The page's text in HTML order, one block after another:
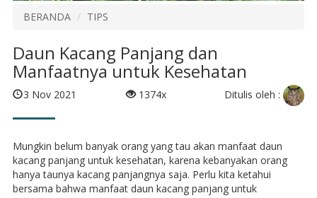
BERANDA TIPS
Daun Kacang Panjang dan
Manfaatnya untuk Kesehatan
3 Nov 2021 1374x Ditulis oleh :
Mungkin belum banyak orang yang tau akan manfaat daun
kacang panjang untuk kesehatan, karena kebanyakan orang
hanya taunya kacang panjangnya saja. Perlu kita ketahui
bersama bahwa manfaat daun kacang panjang untuk